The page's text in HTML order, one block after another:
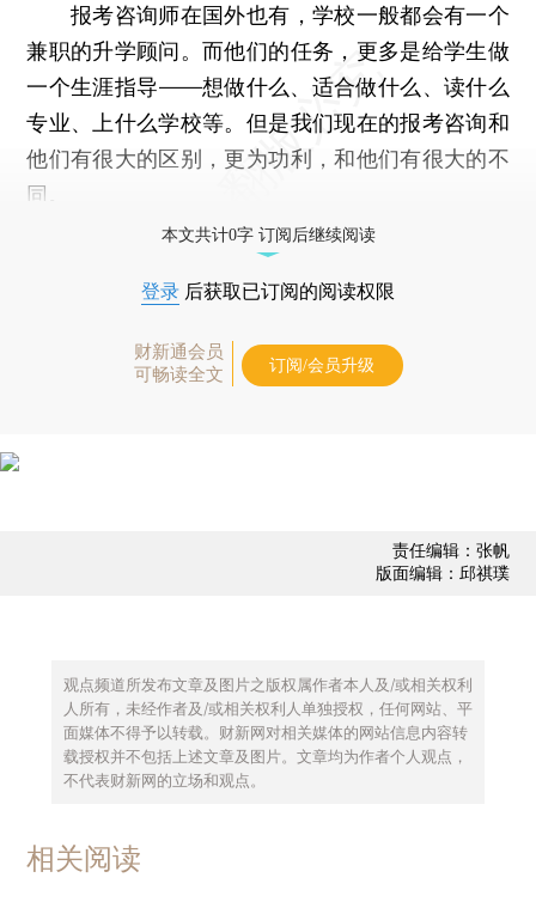
报考咨询师在国外也有，学校一般都会有一个
兼职的升学顾问。而他们的任务，更多是给学生做
一个生涯指导——想做什么、适合做什么、读什么
专业、上什么学校等。但是我们现在的报考咨询和
他们有很大的区别，更为功利，和他们有很大的不
同。
本文共计0字 订阅后继续阅读
登录 后获取已订阅的阅读权限
财新通会员
可畅读全文
订阅/会员升级
责任编辑：张帆
版面编辑：邱祺璞
观点频道所发布文章及图片之版权属作者本人及/或相关权利
人所有，未经作者及/或相关权利人单独授权，任何网站、平
面媒体不得予以转载。财新网对相关媒体的网站信息内容转
载授权并不包括上述文章及图片。文章均为作者个人观点，
不代表财新网的立场和观点。
相关阅读